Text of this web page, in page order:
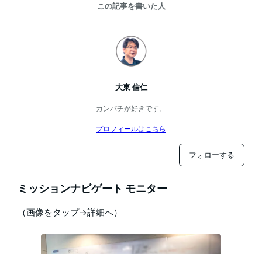
この記事を書いた人
大東 信仁
カンパチが好きです。
プロフィールはこちら
フォローする
ミッションナビゲート モニター
（画像をタップ→詳細へ）